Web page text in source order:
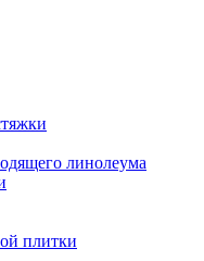
линолеума
плитки